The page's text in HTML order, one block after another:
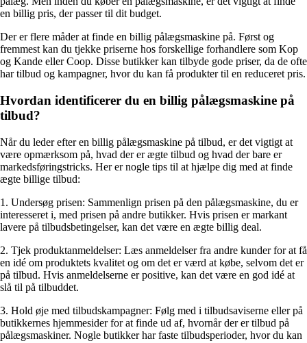
en billig pris, der passer til dit budget.
Der er flere måder at finde en billig pålægsmaskine på. Først og
fremmest kan du tjekke priserne hos forskellige forhandlere som Kop
og Kande eller Coop. Disse butikker kan tilbyde gode priser, da de ofte
har tilbud og kampagner, hvor du kan få produkter til en reduceret pris.
Hvordan identificerer du en billig pålægsmaskine på
tilbud?
Når du leder efter en billig pålægsmaskine på tilbud, er det vigtigt at
være opmærksom på, hvad der er ægte tilbud og hvad der bare er
markedsføringstricks. Her er nogle tips til at hjælpe dig med at finde
ægte billige tilbud:
1. Undersøg prisen: Sammenlign prisen på den pålægsmaskine, du er
interesseret i, med prisen på andre butikker. Hvis prisen er markant
lavere på tilbudsbetingelser, kan det være en ægte billig deal.
2. Tjek produktanmeldelser: Læs anmeldelser fra andre kunder for at få
en idé om produktets kvalitet og om det er værd at købe, selvom det er
på tilbud. Hvis anmeldelserne er positive, kan det være en god idé at
slå til på tilbuddet.
3. Hold øje med tilbudskampagner: Følg med i tilbudsaviserne eller på
butikkernes hjemmesider for at finde ud af, hvornår der er tilbud på
pålægsmaskiner. Nogle butikker har faste tilbudsperioder, hvor du kan